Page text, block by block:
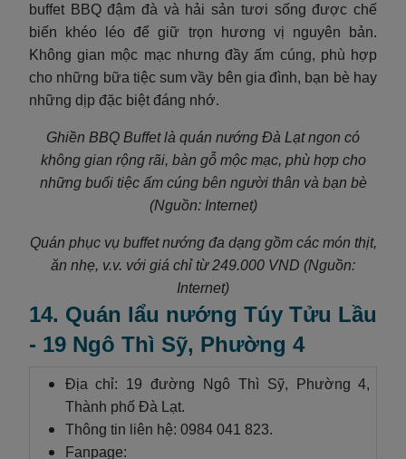
buffet BBQ đậm đà và hải sản tươi sống được chế
biến khéo léo để giữ trọn hương vị nguyên bản.
Không gian mộc mạc nhưng đầy ấm cúng, phù hợp
cho những bữa tiệc sum vầy bên gia đình, bạn bè hay
những dịp đặc biệt đáng nhớ.
Ghiền BBQ Buffet là quán nướng Đà Lạt ngon có
không gian rộng rãi, bàn gỗ mộc mạc, phù hợp cho
những buổi tiệc ấm cúng bên người thân và bạn bè
(Nguồn: Internet)
Quán phục vụ buffet nướng đa dạng gồm các món thịt,
ăn nhẹ, v.v. với giá chỉ từ 249.000 VND (Nguồn:
Internet)
14. Quán lẩu nướng Túy Tửu Lầu
- 19 Ngô Thì Sỹ, Phường 4
Địa chỉ: 19 đường Ngô Thì Sỹ, Phường 4,
Thành phố Đà Lạt.
Thông tin liên hệ: 0984 041 823.
Fanpage: